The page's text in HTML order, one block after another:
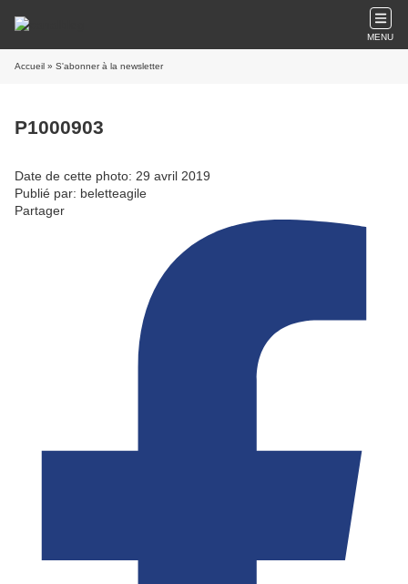
MENU
Accueil » S'abonner à la newsletter
P1000903
Date de cette photo: 29 avril 2019
Publié par: beletteagile
Partager